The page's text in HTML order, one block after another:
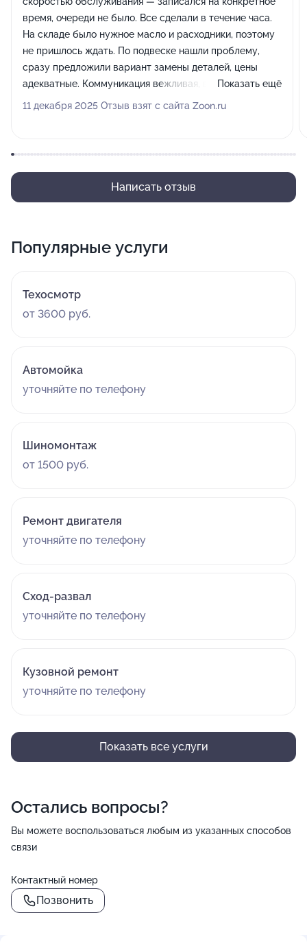
время, очереди не было. Все сделали в течение часа.
На складе было нужное масло и расходники, поэтому
не пришлось ждать. По подвеске нашли проблему,
сразу предложили вариант замены деталей, цены
адекватные. Коммуникация вежливая, все объяснили.
Рекомендую.
Показать ещё
11 декабря 2025 Отзыв взят с сайта Zoon.ru
Написать отзыв
Популярные услуги
Техосмотр
от 3600 руб.
Автомойка
уточняйте по телефону
Шиномонтаж
от 1500 руб.
Ремонт двигателя
уточняйте по телефону
Сход-развал
уточняйте по телефону
Кузовной ремонт
уточняйте по телефону
Показать все услуги
Остались вопросы?
Вы можете воспользоваться любым из указанных способов
связи
Контактный номер
Позвонить